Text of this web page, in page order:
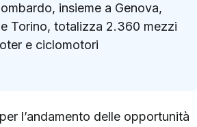
insieme a Genova,
e Torino, totalizza 2.360 mezzi
e ciclomotori
Facebook
l’andamento delle opportunità